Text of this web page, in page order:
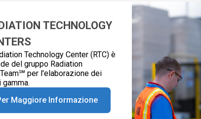
TECHNOLOGY
Technology Center (RTC) è
del gruppo Radiation
per l'elaborazione dei
gamma.
Maggiore Informazione